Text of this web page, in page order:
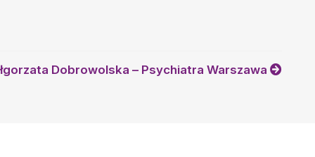
Dobrowolska – Psychiatra Warszawa